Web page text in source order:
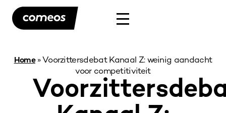
Home» Voorzittersdebat Kanaal Z: weinig aandacht
voor competitiviteit